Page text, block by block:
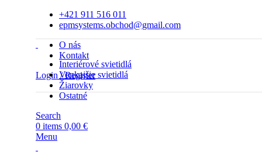
+421 911 516 011
epmsystems.obchod@gmail.com
O nás
Kontakt
Login / Register
Interiérové svietidlá
Vonkajšie svietidlá
Žiarovky
Ostatné
Search
0 items 0,00 €
Menu